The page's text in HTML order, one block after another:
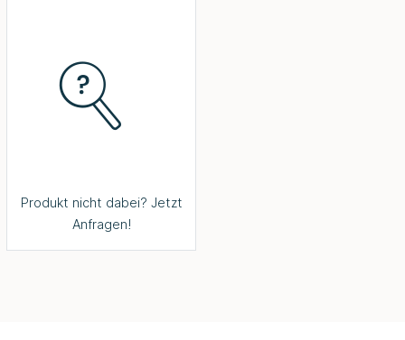
Produkt nicht dabei? Jetzt
Anfragen!